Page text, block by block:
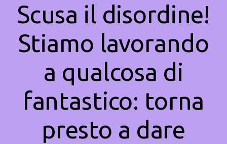
Scusa il disordine!
Stiamo lavorando
a qualcosa di
fantastico: torna
presto a dare